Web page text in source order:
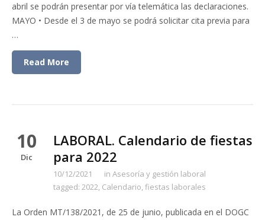
abril se podrán presentar por vía telemática las declaraciones.
MAYO • Desde el 3 de mayo se podrá solicitar cita previa para
…
Read More
10
Dic
LABORAL. Calendario de fiestas
para 2022
10/12/2021 in Asesoría y gestión laboral
tagged: 2022, Calendario,fiestas laborales
La Orden MT/138/2021, de 25 de junio, publicada en el DOGC